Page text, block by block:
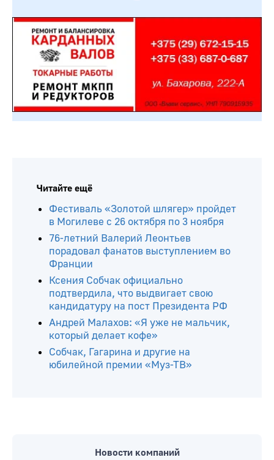
Читайте ещё
Фестиваль «Золотой шлягер» пройдет
в Могилеве с 26 октября по 3 ноября
76-летний Валерий Леонтьев
порадовал фанатов выступлением во
Франции
Ксения Собчак официально
подтвердила, что выдвигает свою
кандидатуру на пост Президента РФ
Андрей Малахов: «Я уже не мальчик,
который делает кофе»
Собчак, Гагарина и другие на
юбилейной премии «Муз-ТВ»
Новости компаний